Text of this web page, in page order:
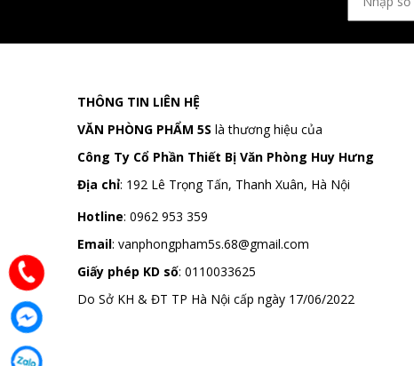
THÔNG TIN LIÊN HỆ
VĂN PHÒNG PHẨM 5S là thương hiệu của
Công Ty Cổ Phần Thiết Bị Văn Phòng Huy Hưng
Địa chỉ: 192 Lê Trọng Tấn, Thanh Xuân, Hà Nội
Hotline: 0962 953 359
Email: vanphongpham5s.68@gmail.com
Giấy phép KD số: 0110033625
Do Sở KH & ĐT TP Hà Nội cấp ngày 17/06/2022